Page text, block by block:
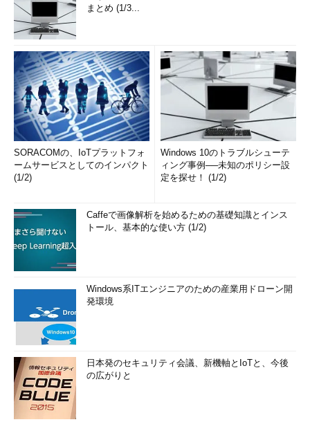
まとめ (1/3...
SORACOMの、IoTプラットフォ
ームサービスとしてのインパクト
(1/2)
Windows 10のトラブルシューテ
ィング事例──未知のポリシー設
定を探せ！ (1/2)
Caffeで画像解析を始めるための基礎知識とインス
トール、基本的な使い方 (1/2)
Windows系ITエンジニアのための産業用ドローン開
発環境
日本発のセキュリティ会議、新機軸とIoTと、今後
の広がりと